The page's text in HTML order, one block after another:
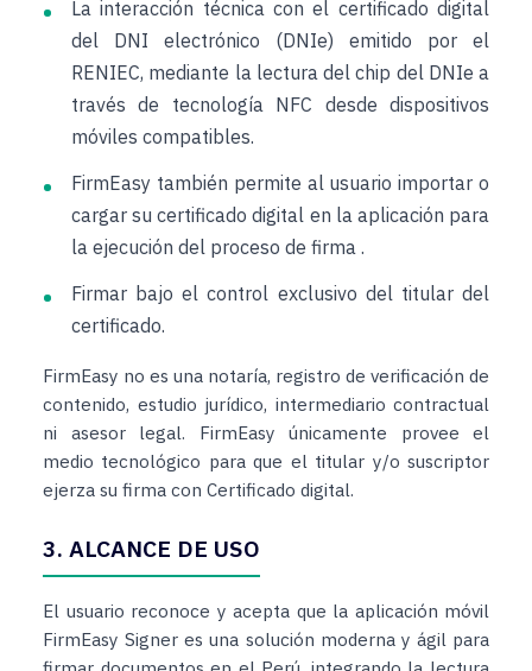
La interacción técnica con el certificado digital
del DNI electrónico (DNIe) emitido por el
RENIEC, mediante la lectura del chip del DNIe a
través de tecnología NFC desde dispositivos
móviles compatibles.
FirmEasy también permite al usuario importar o
cargar su certificado digital en la aplicación para
la ejecución del proceso de firma .
Firmar bajo el control exclusivo del titular del
certificado.
FirmEasy no es una notaría, registro de verificación de
contenido, estudio jurídico, intermediario contractual
ni asesor legal. FirmEasy únicamente provee el
medio tecnológico para que el titular y/o suscriptor
ejerza su firma con Certificado digital.
3. ALCANCE DE USO
El usuario reconoce y acepta que la aplicación móvil
FirmEasy Signer es una solución moderna y ágil para